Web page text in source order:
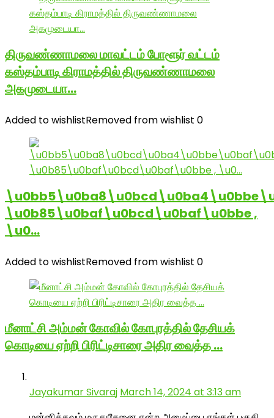
திருவண்ணாமலை மாவட்டம் போளூர் வட்டம்
கஸ்தம்பாடி கிராமத்தில் திருவண்ணாமலை
அகமுடையா…
Added to wishlistRemoved from wishlist 0
\u0b85\u0baf\u0bcd\u0baf\u0bbe ,
\u0…
Added to wishlistRemoved from wishlist 0
மீனாட்சி அம்மன் கோவில் கோபுரத்தில் தேசியக்
கொடியை ஏற்றி பிரிட்டிசாரை அதிர வைத்த …
Jayakumar Sivaraj March 14, 2024 at 3:13 am